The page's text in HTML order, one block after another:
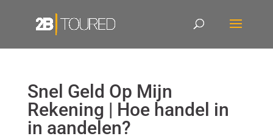
Snel Geld Op Mijn
Rekening | Hoe handel in
in aandelen?